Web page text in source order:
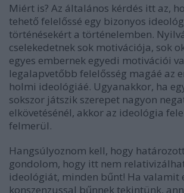
Miért is? Az általános kérdés itt az,
tehető felelőssé egy bizonyos
történésekért a történelemben.
cselekedetnek sok motivációja, sok
egyes embernek egyedi motivációi
legalapvetőbb felelősség magáé az
holmi ideológiáé. Ugyanakkor, ha
sokszor játszik szerepet nagyon
elkövetésénél, akkor az ideológia
felmerül.
Hangsúlyoznom kell, hogy
gondolom, hogy itt nem
ideológiát, minden bűnt! Ha valamit
konszenzussal bűnnek tekintünk,